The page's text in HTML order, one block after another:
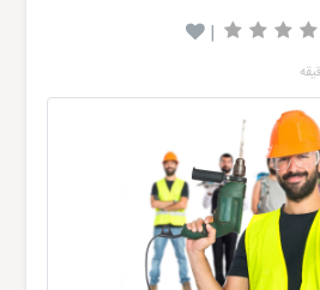
|